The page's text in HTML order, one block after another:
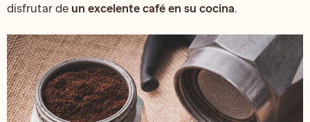
disfrutar de un excelente café en su cocina.